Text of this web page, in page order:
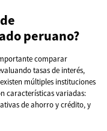
peruano?
comparar
tasas de interés,
múltiples instituciones
características variadas:
de ahorro y crédito, y